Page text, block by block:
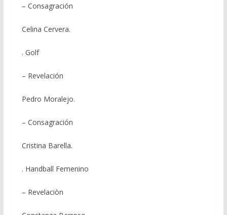
– Consagración
Celina Cervera.
. Golf
– Revelación
Pedro Moralejo.
– Consagración
Cristina Barella.
. Handball Femenino
– Revelaciòn